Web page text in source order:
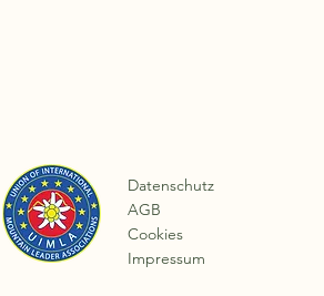
Datenschutz
AGB
Cookies
Impressum